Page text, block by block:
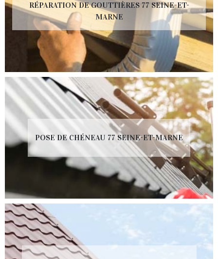
RÉPARATION DE GOUTTIÈRES 77 SEINE-ET-
MARNE
POSE DE CHÉNEAU 77 SEINE-ET-MARNE